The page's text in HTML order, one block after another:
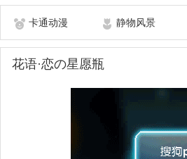
卡通动漫 静物风景
花语·恋の星愿瓶